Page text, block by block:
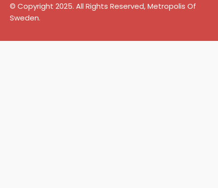
© Copyright 2025. All Rights Reserved, Metropolis Of
Sweden.